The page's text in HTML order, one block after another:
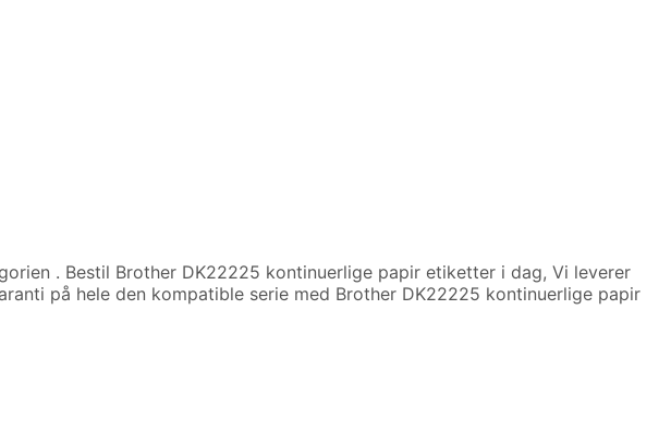
. Bestil Brother DK22225 kontinuerlige papir etiketter i dag, Vi leverer
på hele den kompatible serie med Brother DK22225 kontinuerlige papir